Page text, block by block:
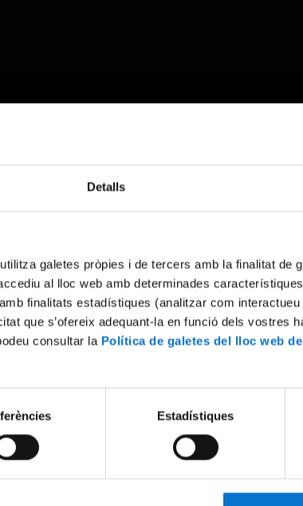
Detalls
galetes pròpies i de tercers amb la finalitat de
al lloc web amb determinades
finalitats estadístiques (analitzar com
que s’ofereix adequant-la en funció dels vostres
consultar la Política de galetes del lloc web
Estadístiques
An error occurred, please try again later.
Try again